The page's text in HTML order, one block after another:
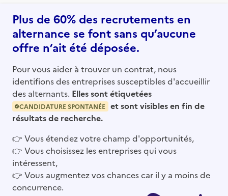
Plus de 60% des recrutements en
alternance se font sans qu’aucune
offre n’ait été déposée.
Pour vous aider à trouver un contrat, nous
identifions des entreprises susceptibles d'accueillir
des alternants. Elles sont étiquetées
CANDIDATURE SPONTANÉE
et sont visibles en fin de
résultats de recherche.
👉 Vous étendez votre champ d'opportunités,
👉 Vous choisissez les entreprises qui vous
intéressent,
👉 Vous augmentez vos chances car il y a moins de
concurrence.